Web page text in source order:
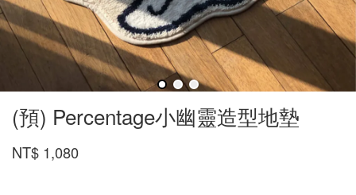
(預) Percentage小幽靈造型地墊
NT$ 1,080